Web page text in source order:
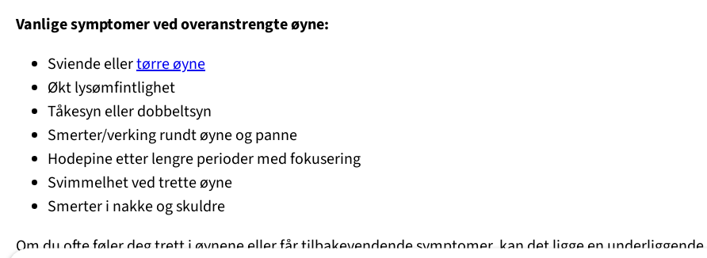
Vanlige symptomer ved overanstrengte øyne:
Sviende ellertørre øyne
Økt lysømfintlighet
Tåkesyn eller dobbeltsyn
Smerter/verking rundt øyne og panne
Hodepine etter lengre perioder med fokusering
Svimmelhet ved trette øyne
Smerter i nakke og skuldre
Om du ofte føler deg trett i øynene eller får tilbakevendende symptomer, kan det ligge en underliggende